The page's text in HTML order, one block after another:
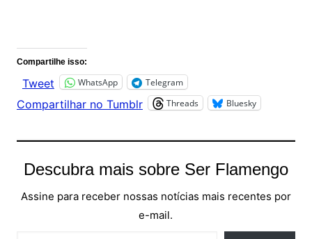
Compartilhe isso:
Tweet WhatsApp Telegram
Compartilhar no Tumblr Threads Bluesky
Descubra mais sobre Ser Flamengo
Assine para receber nossas notícias mais recentes por
e-mail.